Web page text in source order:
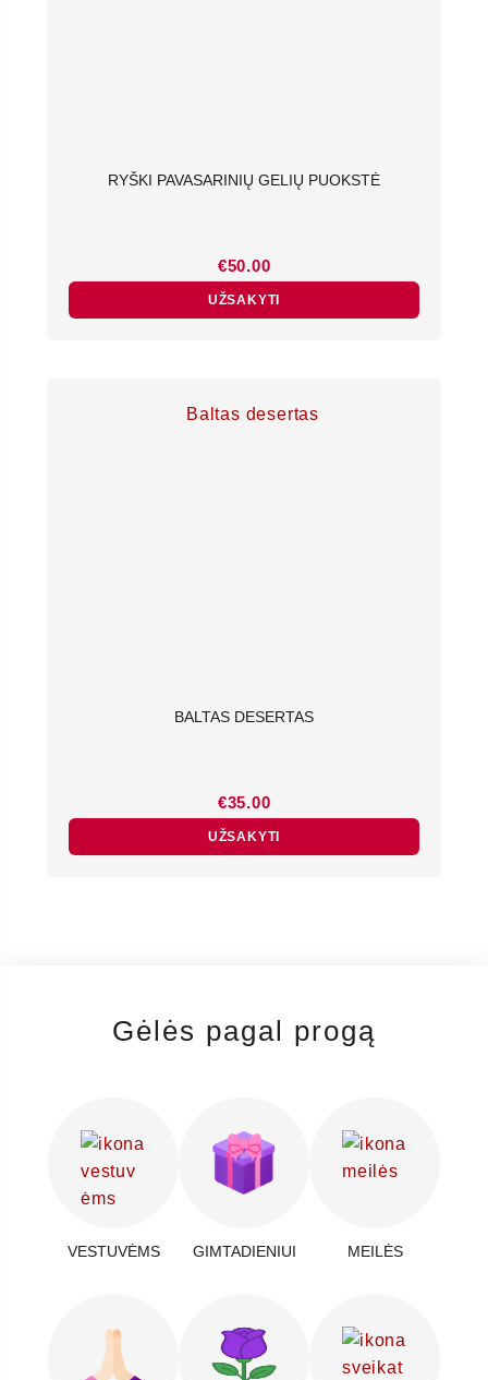
RYŠKI PAVASARINIŲ GELIŲ PUOKSTĖ
€50.00
UŽSAKYTI
BALTAS DESERTAS
€35.00
UŽSAKYTI
Gėlės pagal progą
VESTUVĖMS GIMTADIENIUI MEILĖS